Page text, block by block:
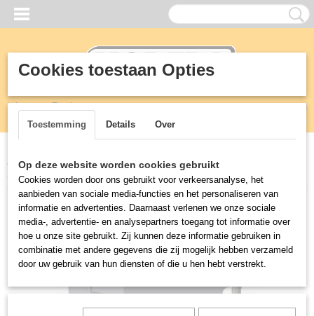
Inloggen Registreren
(0)
Home >Vetafscheiders>Greaseguardian>Parts
SYSTEM COM-PLETE, GG 240VAC
Cookies toestaan Opties
Toestemming Details Over
Op deze website worden cookies gebruikt
Cookies worden door ons gebruikt voor verkeersanalyse, het
aanbieden van sociale media-functies en het personaliseren van
informatie en advertenties. Daarnaast verlenen we onze sociale
media-, advertentie- en analysepartners toegang tot informatie over
hoe u onze site gebruikt. Zij kunnen deze informatie gebruiken in
combinatie met andere gegevens die zij mogelijk hebben verzameld
door uw gebruik van hun diensten of die u hen hebt verstrekt.